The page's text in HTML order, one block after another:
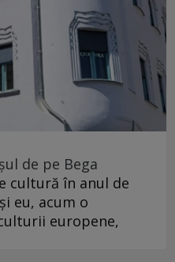
de pe Bega
cultură în anul de
eu, acum o
europene,